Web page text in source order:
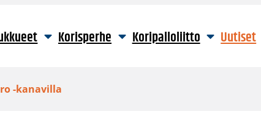
Korisperhe Koripalloliitto Uutiset
-kanavilla